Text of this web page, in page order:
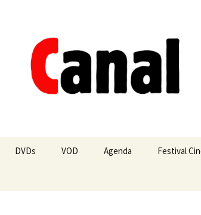
Marches
DVDs VOD Agenda Festival